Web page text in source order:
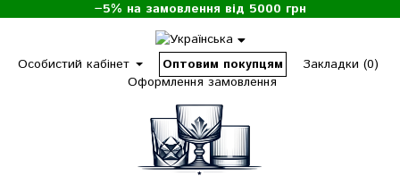
−5% на замовлення від 5000 грн
Особистий кабінет Оптовим покупцям
Закладки (0)
Оформлення замовлення